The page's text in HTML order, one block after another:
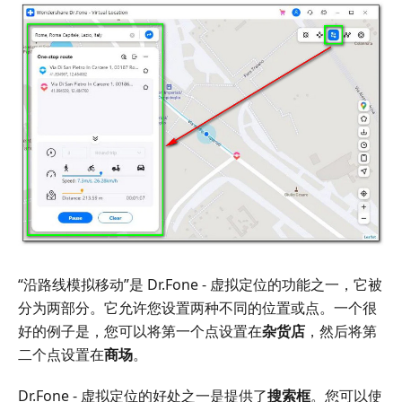
“沿路线模拟移动”是 Dr.Fone - 虚拟定位的功能之一，它被
分为两部分。它允许您设置两种不同的位置或点。一个很
好的例子是，您可以将第一个点设置在杂货店 ，然后将第
二个点设置在商场。
Dr.Fone - 虚拟定位的好处之一是提供了搜索框。您可以使